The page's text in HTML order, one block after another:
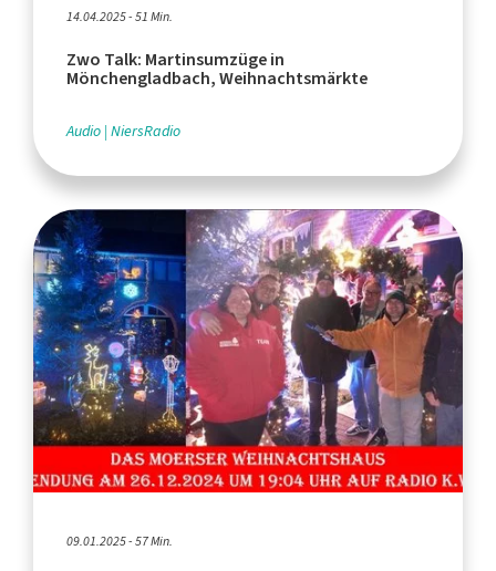
14.04.2025 - 51 Min.
Zwo Talk: Martinsumzüge in
Mönchengladbach, Weihnachtsmärkte
Audio NiersRadio
09.01.2025 - 57 Min.